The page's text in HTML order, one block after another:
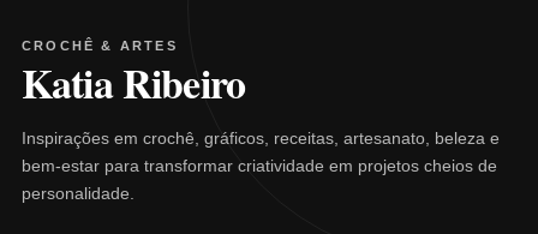
CROCHÊ & ARTES
Katia Ribeiro
Inspirações em crochê, gráficos, receitas, artesanato, beleza e
bem-estar para transformar criatividade em projetos cheios de
personalidade.